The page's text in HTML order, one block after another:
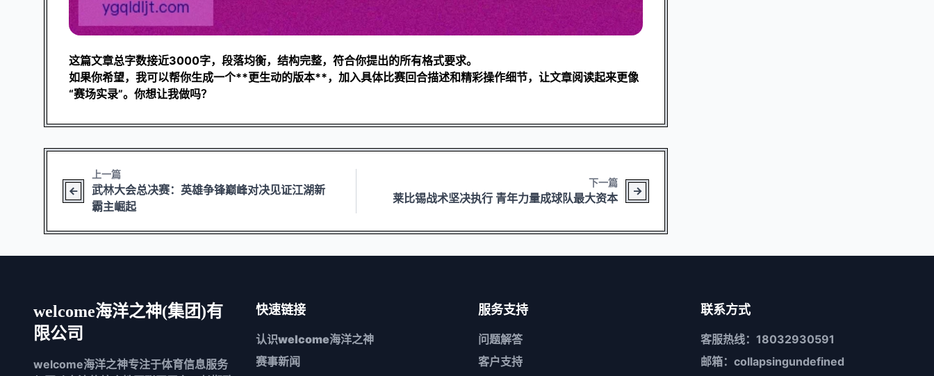
这篇文章总字数接近3000字，段落均衡，结构完整，符合你提出的所有格式要求。
如果你希望，我可以帮你生成一个**更生动的版本**，加入具体比赛回合描述和精彩操作细节，让文章阅读起来更像
“赛场实录”。你想让我做吗？
上一篇
武林大会总决赛：英雄争锋巅峰对决见证江湖新
霸主崛起
下一篇
莱比锡战术坚决执行 青年力量成球队最大资本
welcome海洋之神(集团)有
限公司
welcome海洋之神专注于体育信息服务
快速链接
认识welcome海洋之神
赛事新闻
服务支持
问题解答
客户支持
联系方式
客服热线：18032930591
邮箱：collapsingundefined